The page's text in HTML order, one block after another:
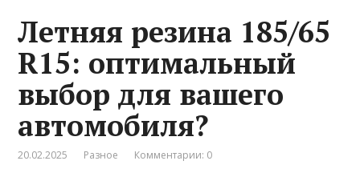
Летняя резина 185/65
R15: оптимальный
выбор для вашего
автомобиля?
20.02.2025 Разное Комментарии: 0